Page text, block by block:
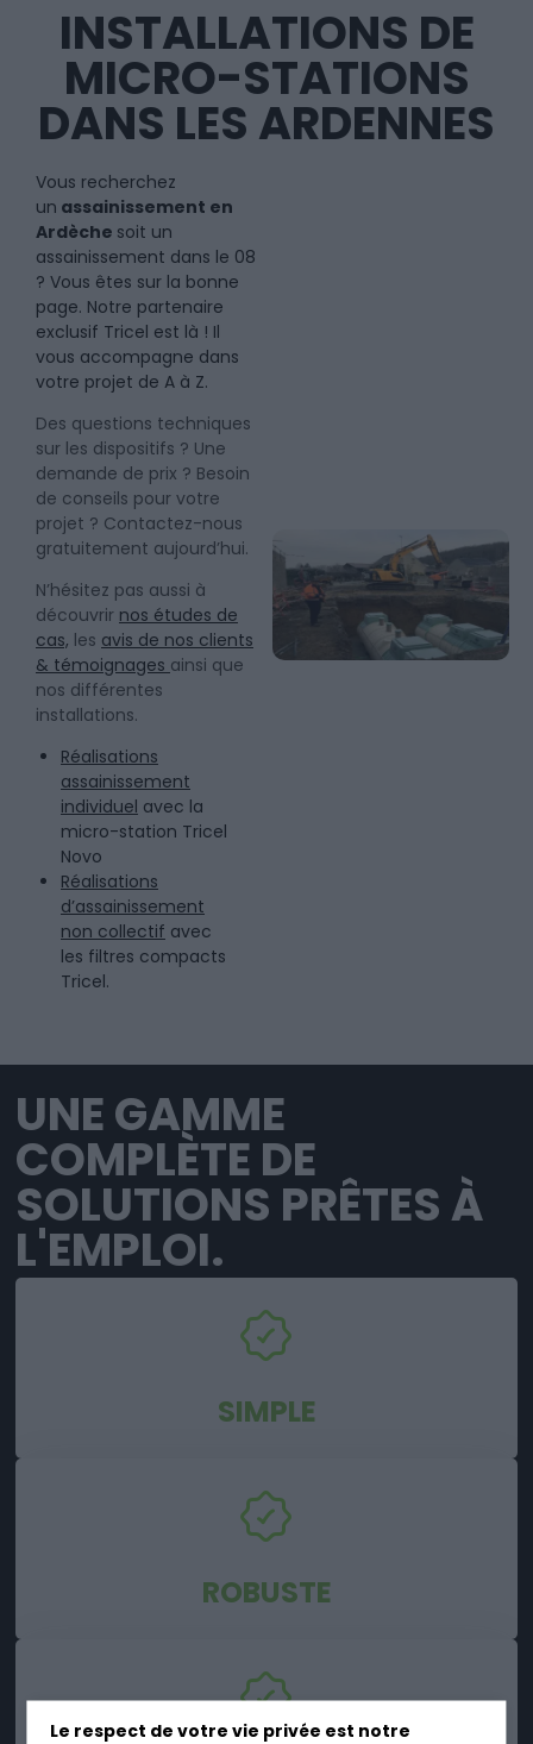
Le respect de votre vie privée est notre
INSTALLATIONS DE
MICRO-STATIONS
DANS LES ARDENNES
Vous recherchez
un assainissement en
Ardèche soit un
assainissement dans le 08
? Vous êtes sur la bonne
page. Notre partenaire
exclusif Tricel est là ! Il
vous accompagne dans
votre projet de A à Z.
Des questions techniques
sur les dispositifs ? Une
demande de prix ? Besoin
de conseils pour votre
projet ? Contactez-nous
gratuitement aujourd’hui.
N’hésitez pas aussi à
découvrir nos études de
cas, les avis de nos clients
& témoignages ainsi que
nos différentes
installations.
Réalisations
assainissement
individuel avec la
micro-station Tricel
Novo
Réalisations
d’assainissement
non collectif avec
les filtres compacts
Tricel.
UNE GAMME
COMPLÈTE DE
SOLUTIONS PRÊTES À
L'EMPLOI.
SIMPLE
ROBUSTE